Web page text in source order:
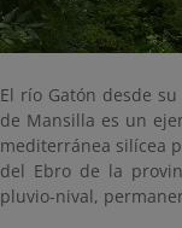
El río Gatón desde
de Mansilla es un
mediterránea silícea
del Ebro de la
pluvio-nival,